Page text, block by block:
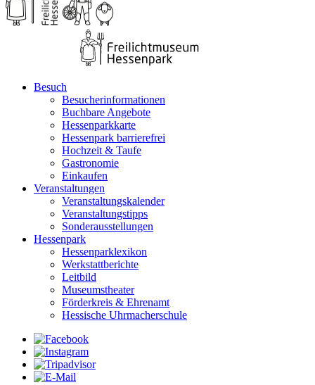
Besuch
Besucherinformationen
Buchbare Angebote
Hessenparkkarte
Hessenpark barrierefrei
Hochzeit & Taufe
Gastronomie
Einkaufen
Veranstaltungen
Veranstaltungskalender
Veranstaltungstipps
Sonderausstellungen
Hessenpark
Hessenparklexikon
Werkstattberichte
Leitbild
Museumstheater
Förderkreis & Ehrenamt
Hessische Uhrmacherschule